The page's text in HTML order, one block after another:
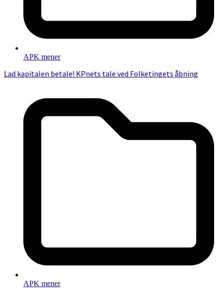
APK mener
Lad kapitalen betale! KPnets tale ved Folketingets åbning
APK mener